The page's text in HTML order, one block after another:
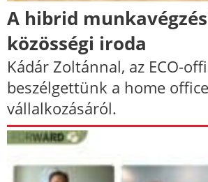
A hibrid
közösségi iroda
Kádár Zoltánnal, az ECO-
beszélgettünk a home
vállalkozásáról.